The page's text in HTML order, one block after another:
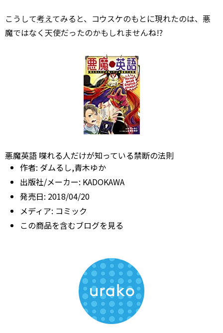
こうして考えてみると、コウスケのもとに現れたのは、悪
魔ではなく天使だったのかもしれませんね!?
悪魔英語 喋れる人だけが知っている禁断の法則
作者: ダムるし,青木ゆか
出版社/メーカー: KADOKAWA
発売日: 2018/04/20
メディア: コミック
この商品を含むブログを見る